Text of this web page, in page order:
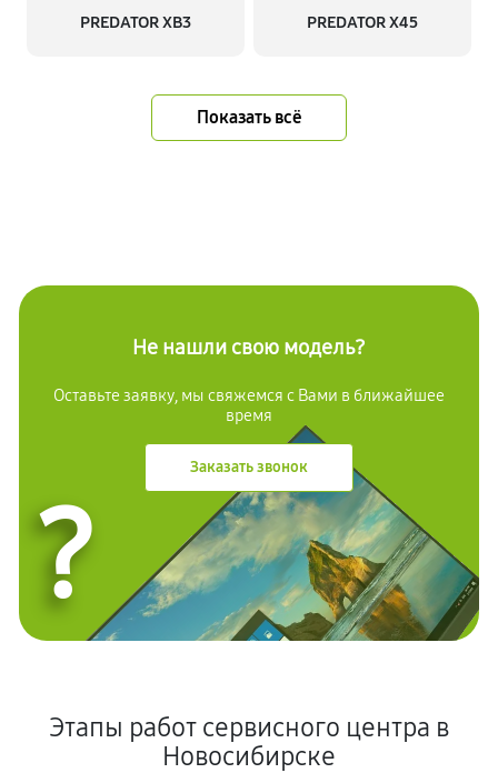
PREDATOR XB3 PREDATOR X45
Показать всё
Не нашли свою модель?
Оставьте заявку, мы свяжемся с Вами в ближайшее
время
Заказать звонок
?
Этапы работ сервисного центра в
Новосибирске